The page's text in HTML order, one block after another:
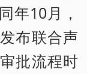
年10月，
布联合声
批流程时